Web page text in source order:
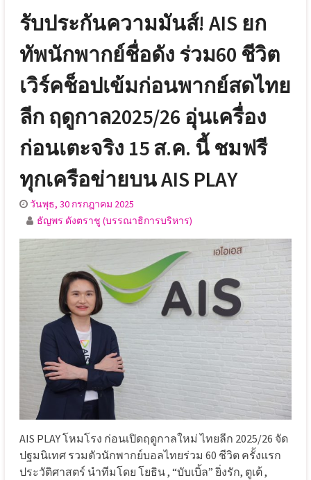
รับประกันความมันส์! AIS ยก
ทัพนักพากย์ชื่อดัง ร่วม60 ชีวิต
เวิร์คช็อปเข้มก่อนพากย์สดไทย
ลีก ฤดูกาล2025/26 อุ่นเครื่อง
ก่อนเตะจริง 15 ส.ค. นี้ ชมฟรี
ทุกเครือข่ายบน AIS PLAY
วันพุธ, 30 กรกฎาคม 2025
ธัญพร ดังตราชู (บรรณาธิการบริหาร)
AIS PLAY โหมโรง ก่อนเปิดฤดูกาลใหม่ ไทยลีก 2025/26 จัด
ปฐมนิเทศ รวมตัวนักพากย์บอลไทยร่วม 60 ชีวิต ครั้งแรก
ประวัติศาสตร์ นำทีมโดย โยธิน , “บับเบิ้ล” ยิ่งรัก, ตูเต้ ,